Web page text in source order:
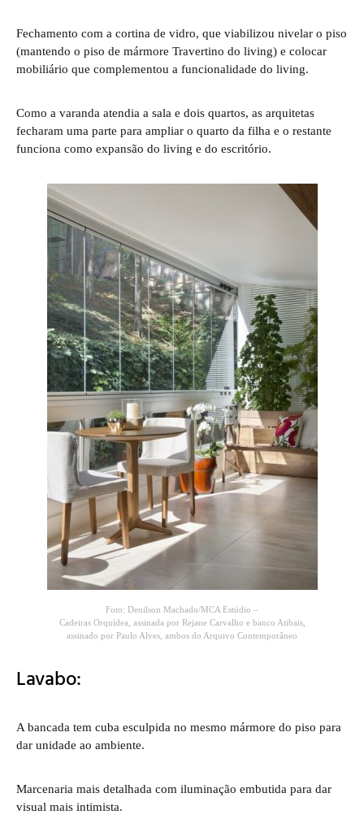
Fechamento com a cortina de vidro, que viabilizou nivelar o piso
(mantendo o piso de mármore Travertino do living) e colocar
mobiliário que complementou a funcionalidade do living.
Como a varanda atendia a sala e dois quartos, as arquitetas
fecharam uma parte para ampliar o quarto da filha e o restante
funciona como expansão do living e do escritório.
Foto: Denilson Machado/MCA Estúdio –
Cadeiras Orquídea, assinada por Rejane Carvalho e banco Atibais,
assinado por Paulo Alves, ambos do Arquivo Contemporâneo
Lavabo:
A bancada tem cuba esculpida no mesmo mármore do piso para
dar unidade ao ambiente.
Marcenaria mais detalhada com iluminação embutida para dar
visual mais intimista.